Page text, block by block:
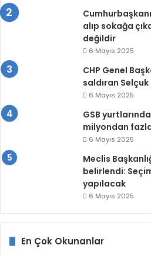
alıp sokağa
değildir
6 Mayıs 2025
CHP Genel
saldıran
6 Mayıs 2025
GSB
milyondan
6 Mayıs 2025
Meclis
belirlendi:
yapılacak
6 Mayıs 2025
En Çok Okunanlar